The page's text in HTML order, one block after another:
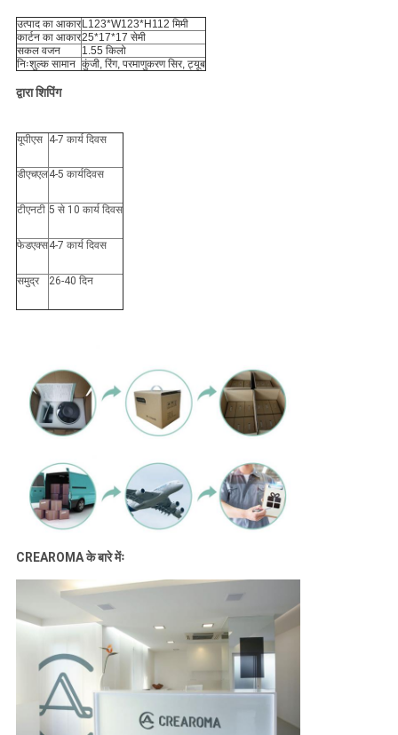
उत्पाद का आकार L123*W123*H112 मिमी
कार्टन का आकार25*17*17 सेमी
सकल वजन
1.55 किलो
निःशुल्क सामान कुंजी, रिंग, परमाणुकरण सिर, ट्यूब
द्वारा शिपिंग
यूपीएस 4-7 कार्य दिवस
डीएचएल4-5 कार्यदिवस
टीएनटी 5 से 10 कार्य दिवस
फेडएक्स4-7 कार्य दिवस
समुद्र 26-40 दिन
CREAROMA के बारे मेंः